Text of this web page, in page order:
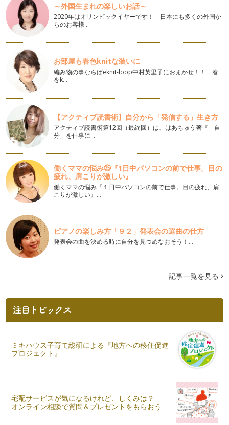
1.)ゆったりとリラックスできる場所と時間を選びましょう。
・裸になるときには、部…
美ママ親子の幸せ愛情ホルモン♪
美ママのみなさま、こんにちは♪ ボディバランススタイリスト
HiROE♪です。 …
美ママ親子のワンランク上のタッチケア、親子の触れ合い♪
新年 あけましておめでとうございます。成人式を迎えられた
みなさま、おめでとうございます。受…
美ママ親子とパートナーの効果的なスキンシップ！
美ママの皆さま、こんにちは♪日に日に寒さも増しています
ね。 …
未来へのギフト★美ママ親子とパパも喜ぶタッチケア♪
美ママ親子のみなさま、こんにちは♪ 寒くなってくる…
美ママ親子とパパも喜ぶペアエクササイズ♪(肩こり・自律神経
編)
写真提供:sticker Shop Haruさま 「赤ちゃん…
美ママ親子とパパも喜ぶペアエクササイズ♪(腹筋・自律神経
編)
11/1は、夢の日♪♪♪ パパやママにも夢があったら素敵です
ね。 …
美ママ親子が喜ぶ、親子体操♪(肩こり・浮腫み解消、骨盤編)
美ママのみなさま、こんにちは♪ 夜には暖かい毛布が必要なく
美ママ親子が喜ぶ、親子体操♪(骨盤・お腹・太もも編)
美ママのみなさま、こんにちは♪ 秋は、運動会の季節。 公園
でも過ごしやすい…
美ママ親子が喜ぶ、親子体操♪
朝晩は秋めいてきましたが、日中はまだまだ暑い日もあります
ね。 そんなときの 「美マ…
～外国生まれの楽しいお話～
2020年はオリンピックイヤーです！ 日本にも多くの外国か
らのお客様…
お部屋も春色knitな装いに
編み物の事ならばeknit-loop中村英里子におまかせ！！ 春
をk…
【アクティブ読書術】自分から「発信する」生き方
アクティブ読書術第12回（最終回）は、はあちゅう著『「自
分」を仕事に…
働くママの悩み㉕『1日中パソコンの前で仕事。目の
疲れ、肩こりが激しい』
働くママの悩み『１日中パソコンの前で仕事。目の疲れ、肩
こりが激しい』…
ピアノの楽しみ方「９２」発表会の選曲の仕方
発表会の曲を決める時に自分を見つめなおそう！…
記事一覧を見る
ミキハウス子育て総研による『地方への移住促進
プロジェクト』
宅配サービスが気になるけれど、しくみは？
オンライン相談で質問＆プレゼントをもらおう